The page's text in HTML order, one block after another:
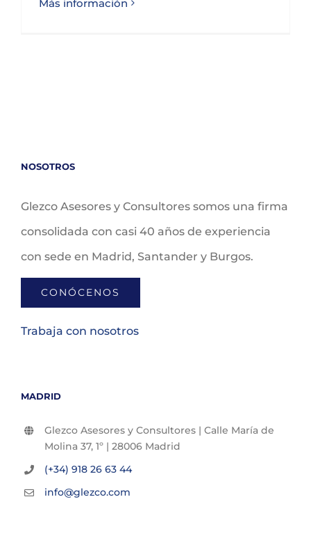
Más información
NOSOTROS
Glezco Asesores y Consultores somos una firma
consolidada con casi 40 años de experiencia
con sede en Madrid, Santander y Burgos.
CONÓCENOS
Trabaja con nosotros
MADRID
Glezco Asesores y Consultores | Calle María de
Molina 37, 1º | 28006 Madrid
(+34) 918 26 63 44
info@glezco.com